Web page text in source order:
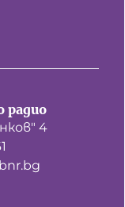
радио
4